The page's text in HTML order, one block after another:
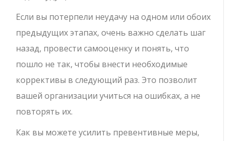
Если вы потерпели неудачу на одном или обоих
предыдущих этапах, очень важно сделать шаг
назад, провести самооценку и понять, что
пошло не так, чтобы внести необходимые
коррективы в следующий раз. Это позволит
вашей организации учиться на ошибках, а не
повторять их.
Как вы можете усилить превентивные меры,